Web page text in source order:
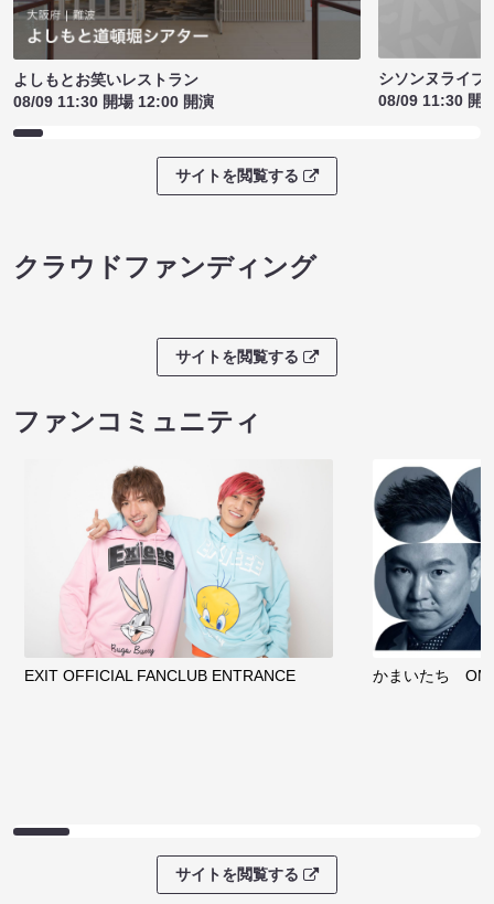
よしもとお笑いレストラン
08/09 11:30 開場 12:00 開演
シソンヌライ
08/09 11:30 開
サイトを閲覧する
クラウドファンディング
サイトを閲覧する
ファンコミュニティ
EXIT OFFICIAL FANCLUB ENTRANCE かまいたち
サイトを閲覧する